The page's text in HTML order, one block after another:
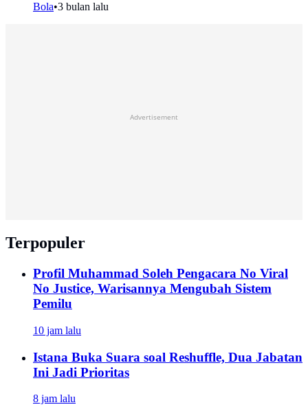
Bola•3 bulan lalu
Advertisement
Terpopuler
Profil Muhammad Soleh Pengacara No Viral
No Justice, Warisannya Mengubah Sistem
Pemilu
10 jam lalu
Istana Buka Suara soal Reshuffle, Dua Jabatan
Ini Jadi Prioritas
8 jam lalu